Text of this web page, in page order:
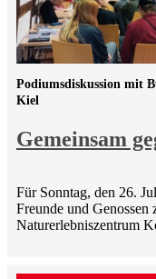
Gemeinsam
Podiumsdiskussion mit
Kiel
Für Sonntag, den 26.
Freunde und Genossen
Naturerlebniszentrum